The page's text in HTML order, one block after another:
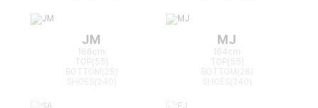
JM
166cm
TOP(55)
BOTTOM(25)
MJ
164cm
TOP(55)
BOTTOM(26)